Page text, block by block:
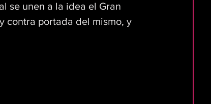
se unen a la idea el Gran
contra portada del mismo, y